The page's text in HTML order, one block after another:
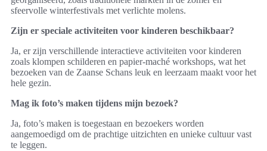
sfeervolle winterfestivals met verlichte molens.
Zijn er speciale activiteiten voor kinderen beschikbaar?
Ja, er zijn verschillende interactieve activiteiten voor kinderen
zoals klompen schilderen en papier-maché workshops, wat het
bezoeken van de Zaanse Schans leuk en leerzaam maakt voor het
hele gezin.
Mag ik foto’s maken tijdens mijn bezoek?
Ja, foto’s maken is toegestaan en bezoekers worden
aangemoedigd om de prachtige uitzichten en unieke cultuur vast
te leggen.